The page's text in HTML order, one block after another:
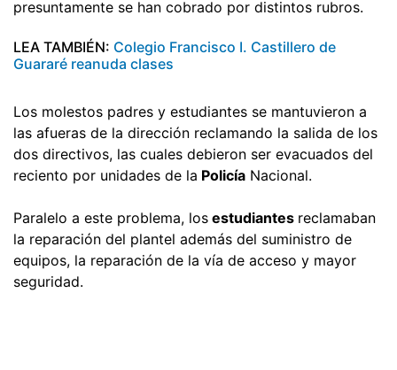
presuntamente se han cobrado por distintos rubros.
LEA TAMBIÉN: Colegio Francisco I. Castillero de
Guararé reanuda clases
Los molestos padres y estudiantes se mantuvieron a
las afueras de la dirección reclamando la salida de los
dos directivos, las cuales debieron ser evacuados del
reciento por unidades de la Policía Nacional.
Paralelo a este problema, los estudiantes reclamaban
la reparación del plantel además del suministro de
equipos, la reparación de la vía de acceso y mayor
seguridad.